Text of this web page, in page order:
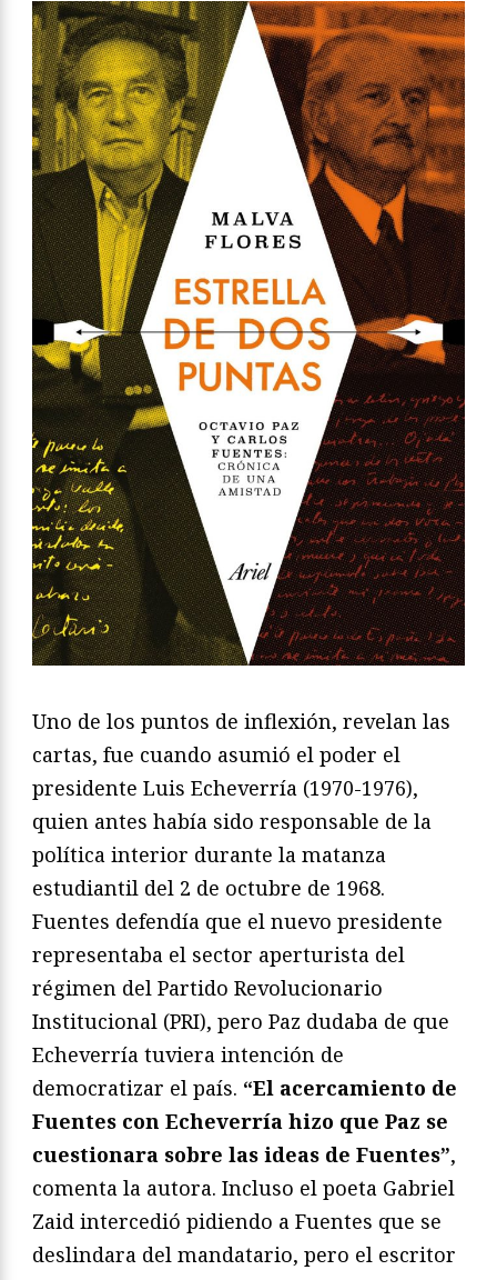
Uno de los puntos de inflexión, revelan las
cartas, fue cuando asumió el poder el
presidente Luis Echeverría (1970-1976),
quien antes había sido responsable de la
política interior durante la matanza
estudiantil del 2 de octubre de 1968.
Fuentes defendía que el nuevo presidente
representaba el sector aperturista del
régimen del Partido Revolucionario
Institucional (PRI), pero Paz dudaba de que
Echeverría tuviera intención de
democratizar el país. “El acercamiento de
Fuentes con Echeverría hizo que Paz se
cuestionara sobre las ideas de Fuentes”,
comenta la autora. Incluso el poeta Gabriel
Zaid intercedió pidiendo a Fuentes que se
deslindara del mandatario, pero el escritor